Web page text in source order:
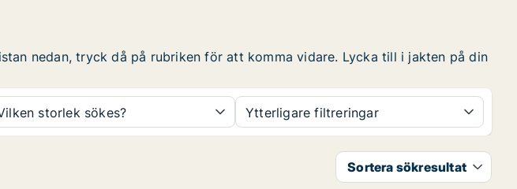
nedan, tryck då på rubriken för att komma vidare. Lycka till i jakten på din
storlek sökes? Ytterligare filtreringar
Sortera sökresultat